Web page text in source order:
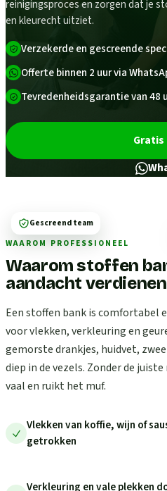
reinigingsproces en zorgen dat je
en kleurecht uitziet.
Verzekerde en gescreende
Offerte binnen 2 uur via
Tevredenheidsgarantie van 48
WAAROM PROFESSIONEEL
Waarom stoffen
aandacht verdienen
Een stoffen bank is comfortabel
voor vlekken, verkleuring en
gemorste drankjes, huidvet,
diep in de vezels. Zonder de
vaal en ruikt het muf.
Vlekken van koffie, wijn of
getrokken
Verkleuring en vale plekken
Gescreend team